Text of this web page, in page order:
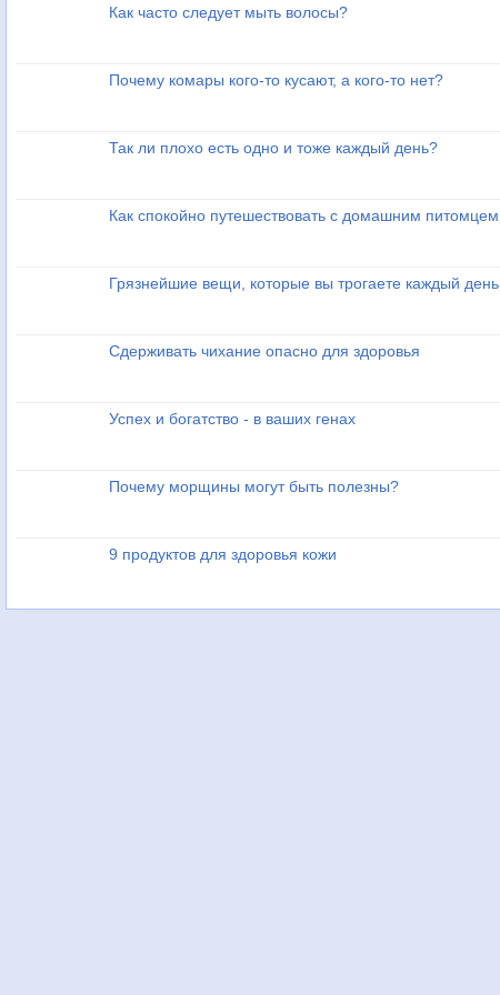
Как часто следует мыть волосы?
Почему комары кого-то кусают, а кого-то нет?
Так ли плохо есть одно и тоже каждый день?
Как спокойно путешествовать с домашним питомцем
Грязнейшие вещи, которые вы трогаете каждый день
Сдерживать чихание опасно для здоровья
Успех и богатство - в ваших генах
Почему морщины могут быть полезны?
9 продуктов для здоровья кожи